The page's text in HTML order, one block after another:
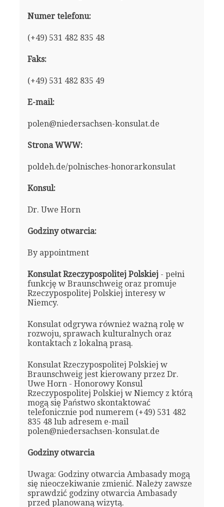
Numer telefonu:
(+49) 531 482 835 48
Faks:
(+49) 531 482 835 49
E-mail:
polen@niedersachsen-konsulat.de
Strona WWW:
poldeh.de/polnisches-honorarkonsulat
Konsul:
Dr. Uwe Horn
Godziny otwarcia:
By appointment
Konsulat Rzeczypospolitej Polskiej- pełni
funkcję w Braunschweig oraz promuje
Rzeczypospolitej Polskiej interesy w
Niemcy.
Konsulat odgrywa również ważną rolę w
rozwoju, sprawach kulturalnych oraz
kontaktach z lokalną prasą.
Konsulat Rzeczypospolitej Polskiej w
Braunschweig jest kierowany przez Dr.
Uwe Horn - Honorowy Konsul
Rzeczypospolitej Polskiej w Niemcy z którą
mogą się Państwo skontaktować
telefonicznie pod numerem (+49) 531 482
835 48 lub adresem e-mail
polen@niedersachsen-konsulat.de
Godziny otwarcia
Uwaga: Godziny otwarcia Ambasady mogą
się nieoczekiwanie zmienić. Należy zawsze
sprawdzić godziny otwarcia Ambasady
przed planowaną wizytą.